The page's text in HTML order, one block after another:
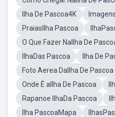
Ilha De Pascoa4K
PraiasIlha Pascoa
O Que Fazer NaIlha De
IlhaDas Pascoa
Ilha De
Foto Aerea DaIlha De Pascoa
Onde É aIlha De Pascoa
Rapanoe IlhaDa Pascoa
Ilha PascoaMapa